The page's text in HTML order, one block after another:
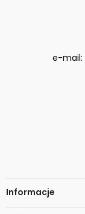
e-mail:
Informacje